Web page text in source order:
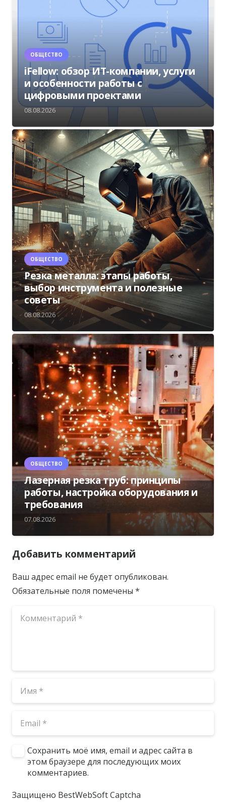
ОБЩЕСТВО
iFellow: обзор ИТ-компании, услуги
и особенности работы с
цифровыми проектами
08.08.2026
ОБЩЕСТВО
Резка металла: этапы работы,
выбор инструмента и полезные
советы
08.08.2026
ОБЩЕСТВО
Лазерная резка труб: принципы
работы, настройка оборудования и
требования
07.08.2026
Добавить комментарий
Ваш адрес email не будет опубликован.
Обязательные поля помечены *
Сохранить моё имя, email и адрес сайта в
этом браузере для последующих моих
комментариев.
Защищено BestWebSoft Captcha